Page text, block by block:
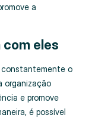
a
com eles
constantemente o
organização
e promove
é possível